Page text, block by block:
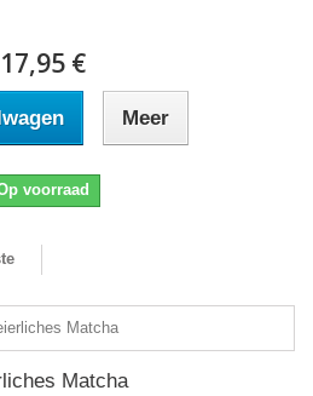
17,95 €
Meer
voorraad
Matcha